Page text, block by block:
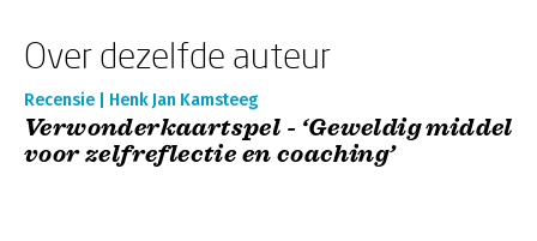
Over dezelfde auteur
Recensie | Henk Jan Kamsteeg
Verwonderkaartspel - ‘Geweldig middel
voor zelfreflectie en coaching’